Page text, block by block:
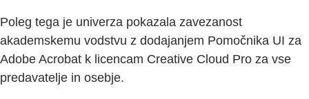
Poleg tega je univerza pokazala zavezanost
akademskemu vodstvu z dodajanjem Pomočnika UI za
Adobe Acrobat k licencam Creative Cloud Pro za vse
predavatelje in osebje.